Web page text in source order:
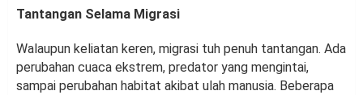
Tantangan Selama Migrasi
Walaupun keliatan keren, migrasi tuh penuh tantangan. Ada
perubahan cuaca ekstrem, predator yang mengintai,
sampai perubahan habitat akibat ulah manusia. Beberapa